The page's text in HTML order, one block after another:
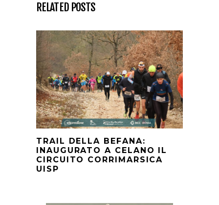
RELATED POSTS
TRAIL DELLA BEFANA:
INAUGURATO A CELANO IL
CIRCUITO CORRIMARSICA
UISP